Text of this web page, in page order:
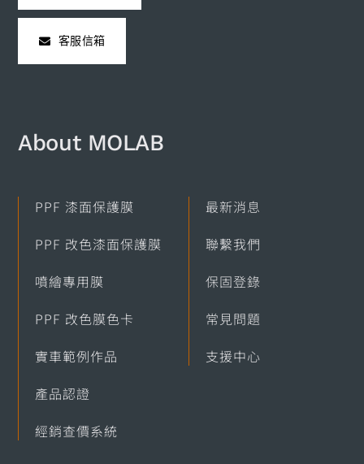
客服信箱
About MOLAB​
PPF 漆面保護膜
PPF 改色漆面保護膜
噴繪專用膜
PPF 改色膜色卡
實車範例作品
產品認證
經銷查價系統
最新消息
聯繫我們
保固登錄
常見問題
支援中心